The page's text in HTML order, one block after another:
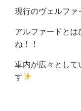
現行のヴェルファ
アルファードとは
ね！！
車内が広々として
す